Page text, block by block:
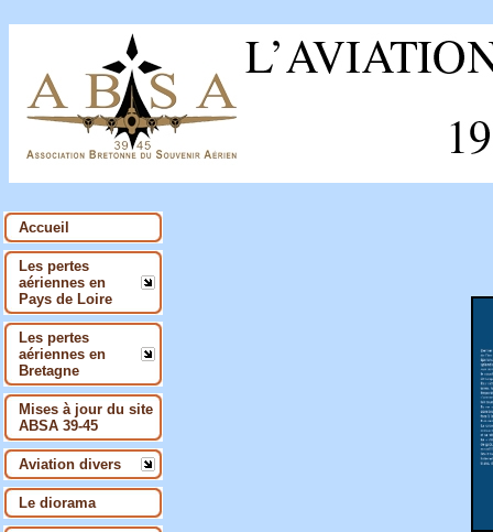
Accueil
Les pertes
aériennes en
Pays de Loire
Les pertes
aériennes en
Bretagne
Mises à jour du site
ABSA 39-45
Aviation divers
Le diorama